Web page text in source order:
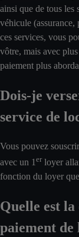
ainsi que de tous les
véhicule (assurance,
ces services, vous
vôtre, mais avec
paiement plus
Dois-je
service de
Vous pouvez
avec un 1 erloyer
fonction du loyer
Quelle est
paiement de